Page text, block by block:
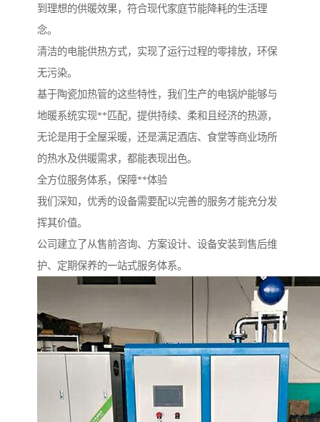
到理想的供暖效果，符合现代家庭节能降耗的生活理
念。
清洁的电能供热方式，实现了运行过程的零排放，环保
无污染。
基于陶瓷加热管的这些特性，我们生产的电锅炉能够与
地暖系统实现**匹配，提供持续、柔和且经济的热源，
无论是用于全屋采暖，还是满足酒店、食堂等商业场所
的热水及供暖需求，都能表现出色。
全方位服务体系，保障**体验
我们深知，优秀的设备需要配以完善的服务才能充分发
挥其价值。
公司建立了从售前咨询、方案设计、设备安装到售后维
护、定期保养的一站式服务体系。